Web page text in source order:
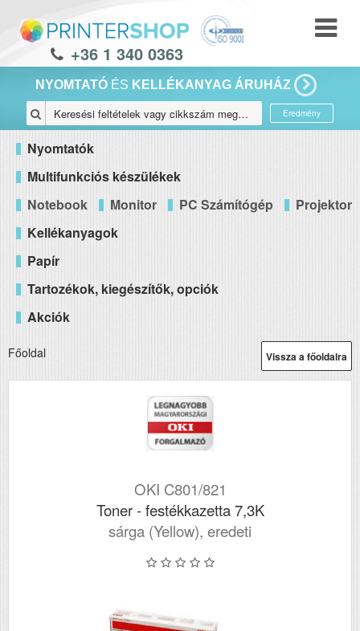
+36 1 340 0363
NYOMTATÓ ÉS KELLÉKANYAG ÁRUHÁZ
Eredmény
Nyomtatók
Multifunkciós készülékek
Notebook
Monitor PC Számítógép
Projektor
Kellékanyagok
Papír
Tartozékok, kiegészítők, opciók
Akciók
Vissza a főoldalra
Főoldal
OKI C801/821
Toner - festékkazetta 7,3K
sárga (Yellow), eredeti